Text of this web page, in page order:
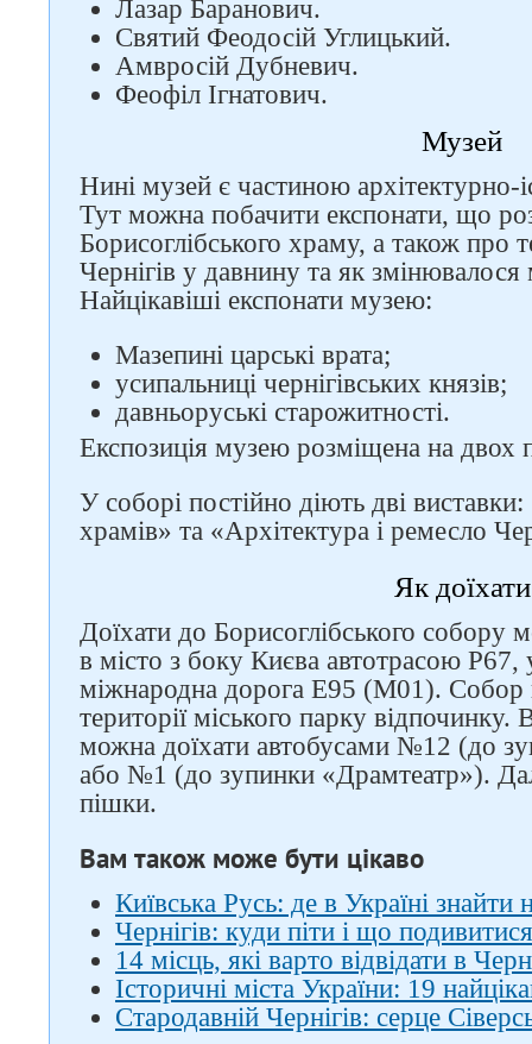
Лазар Баранович.
Святий Феодосій Углицький.
Амвросій Дубневич.
Феофіл Ігнатович.
Музей
Нині музей є частиною архітектурно-
Тут можна побачити експонати, що
Борисоглібського храму, а також про
Чернігів у давнину та як змінювалося
Найцікавіші експонати музею:
Мазепині царські врата;
усипальниці чернігівських князів;
давньоруські старожитності.
Експозиція музею розміщена на двох
У соборі постійно діють дві
храмів» та «Архітектура і ремесло
Як доїхати
Доїхати до Борисоглібського собору
в місто з боку Києва автотрасою Р67,
міжнародна дорога Е95 (М01). Собор
території міського парку відпочинку.
можна доїхати автобусами №12 (до
або №1 (до зупинки «Драмтеатр»).
пішки.
Вам також може бути цікаво
Київська Русь: де в Україні
Чернігів: куди піти і що подивитися
14 місць, які варто відвідати в
Історичні міста України: 19
Стародавній Чернігів: серце